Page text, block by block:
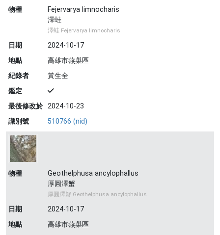
物種
Fejervarya limnocharis
澤蛙
澤蛙 Fejervarya limnocharis
日期
2024-10-17
地點
高雄市燕巢區
紀錄者
黃生全
鑑定
最後修改於 2024-10-23
識別號
510766 (nid)
物種
Geothelphusa ancylophallus
厚圓澤蟹
厚圓澤蟹 Geothelphusa ancylophallus
日期
2024-10-17
地點
高雄市燕巢區